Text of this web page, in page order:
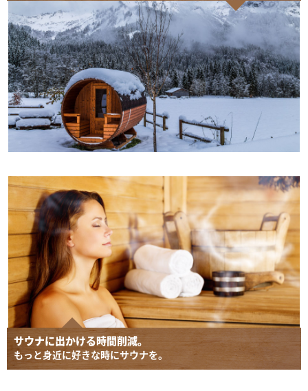
サウナに出かける時間削減。
もっと身近に好きな時にサウナを。